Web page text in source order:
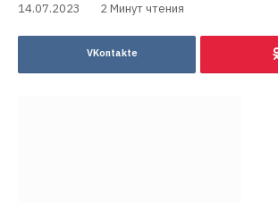
14.07.2023
2 Минут чтения
VKontakte